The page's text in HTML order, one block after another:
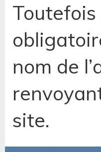
nom de
site.